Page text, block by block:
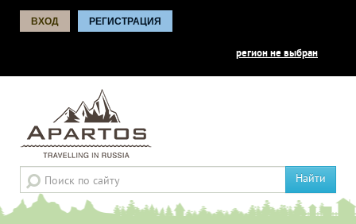
ВХОД РЕГИСТРАЦИЯ
регион не выбран
Найти